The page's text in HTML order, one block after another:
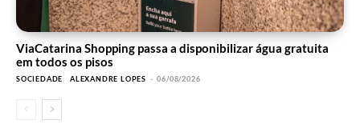
ViaCatarina Shopping passa a disponibilizar água gratuita
em todos os pisos
SOCIEDADE ALEXANDRE LOPES - 06/08/2026